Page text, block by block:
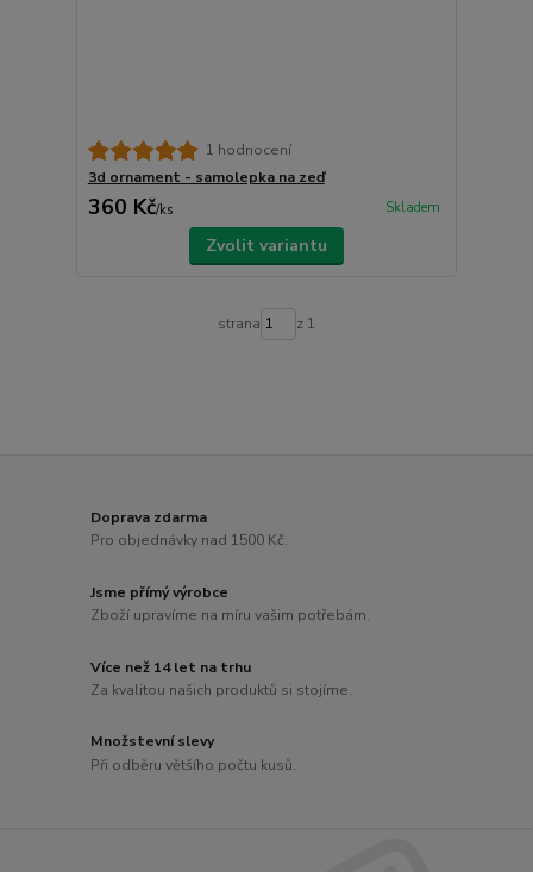
1 hodnocení
3d ornament - samolepka na zeď
360 Kč/ks Skladem
Zvolit variantu
strana z 1
Doprava zdarma
Pro objednávky nad 1500 Kč.
Jsme přímý výrobce
Zboží upravíme na míru vašim potřebám.
Více než 14 let na trhu
Za kvalitou našich produktů si stojíme.
Množstevní slevy
Při odběru většího počtu kusů.